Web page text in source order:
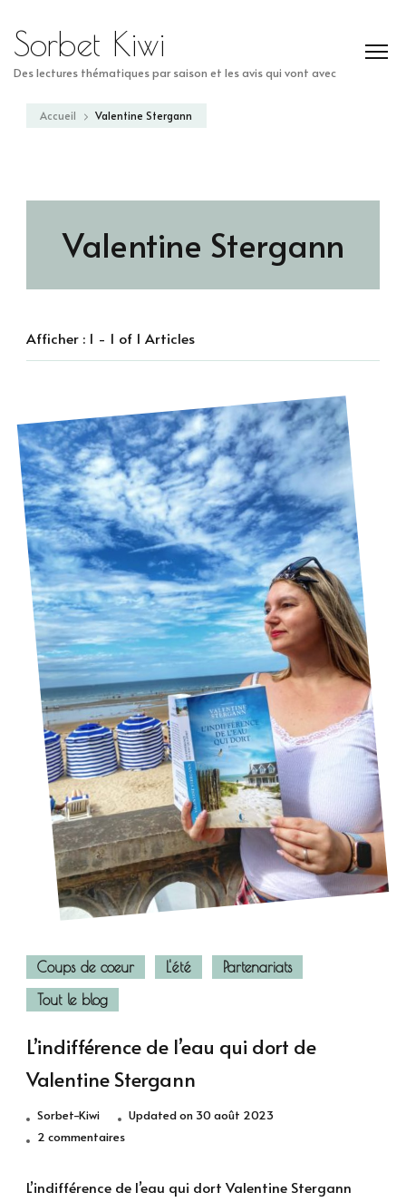
Sorbet Kiwi
Des lectures thématiques par saison et les avis qui vont avec
Accueil Valentine Stergann
Valentine Stergann
Afficher : 1 - 1 of 1 Articles
Coups de coeur L'été
Partenariats
Tout le blog
L’indifférence de l’eau qui dort de
Valentine Stergann
Sorbet-Kiwi Updated on 30 août 2023
2 commentairessur
de
L’indifférence de l’eau qui dort Valentine Stergann